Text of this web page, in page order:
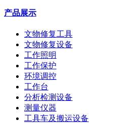
产品展示
文物修复工具
文物修复设备
工作照明
工作保护
环境调控
工作台
分析检测设备
测量仪器
工具车及搬运设备